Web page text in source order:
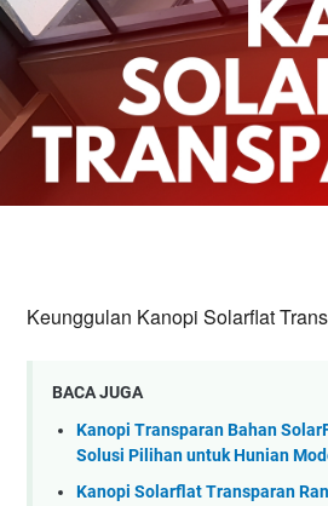
Keunggulan Kanopi Solarflat
BACA JUGA
Kanopi Transparan Bahan
Solusi Pilihan untuk Hunian
Kanopi Solarflat Transparan